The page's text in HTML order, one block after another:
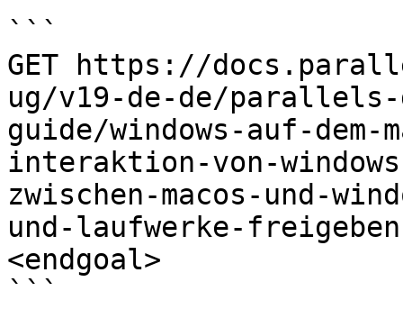
```
GET https://
ug/v19-de-de/
guide/windows-auf-
interaktion-von-
zwischen-macos-und-
und-laufwerke-
<endgoal>
```